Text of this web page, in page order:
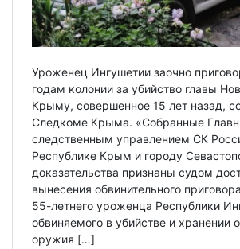
Уроженец Ингушетии заочно
годам колонии за убийство главы
Крыму, совершенное 15 лет назад,
Следкоме Крыма. «Собранные
следственным управлением СК
Республике Крым и городу
доказательства признаны судом
вынесения обвинительного
55-летнего уроженца Республики
обвиняемого в убийстве и хранении
оружия […]